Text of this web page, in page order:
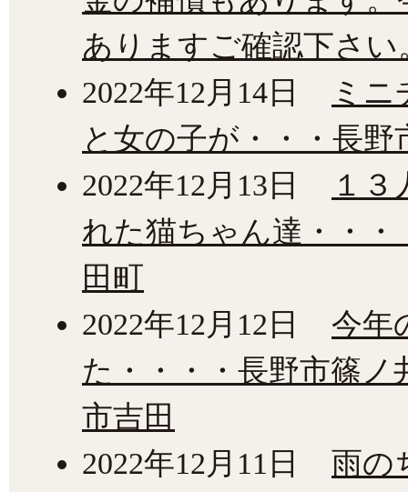
ありますご確認下さい
2022年12月14日
ミ
と女の子が・・・長
2022年12月13日
１３
れた猫ちゃん達・・
田町
2022年12月12日
今年
た・・・・長野市篠
市吉田
2022年12月11日
雨の